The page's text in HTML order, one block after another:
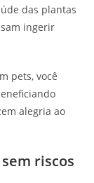
das plantas
ingerir
pets, você
alegria ao
riscos